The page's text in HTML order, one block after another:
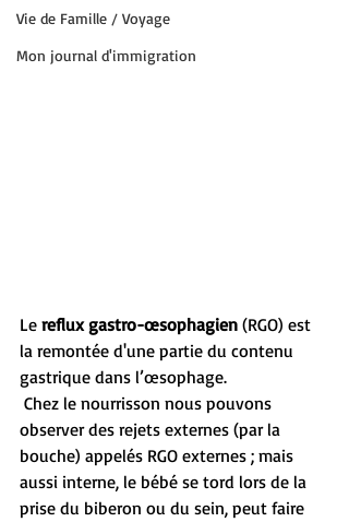
Vie de Famille / Voyage
Mon journal d'immigration
Le reflux gastro-œsophagien (RGO) est
la remontée d'une partie du contenu
gastrique dans l’œsophage.
observer des rejets externes (par la
bouche) appelés RGO externes ; mais
aussi interne, le bébé se tord lors de la
prise du biberon ou du sein, peut faire